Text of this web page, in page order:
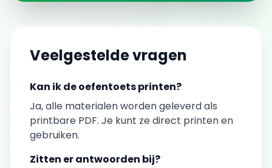
Veelgestelde vragen
Kan ik deoefentoetsprinten?
Ja, alle materialen worden geleverd als
printbare PDF. Je kunt ze direct printen en
gebruiken.
Zitten er antwoorden bij?